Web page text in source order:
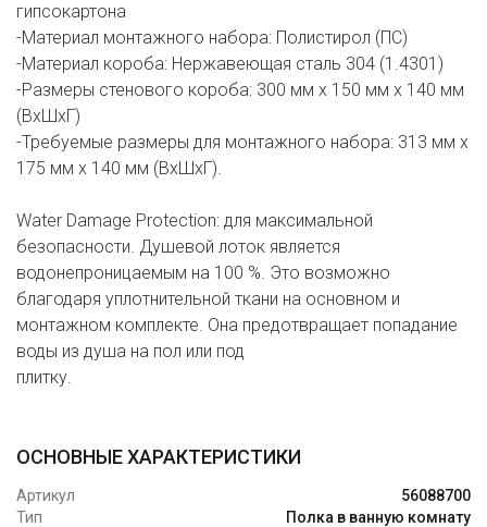
гипсокартона
-Материал монтажного набора: Полистирол (ПС)
-Материал короба: Нержавеющая сталь 304 (1.4301)
-Размеры стенового короба: 300 мм x 150 мм x 140 мм
(ВxШxГ)
-Требуемые размеры для монтажного набора: 313 мм x
175 мм x 140 мм (ВxШxГ).
Water Damage Protection: для максимальной
безопасности. Душевой лоток является
водонепроницаемым на 100 %. Это возможно
благодаря уплотнительной ткани на основном и
монтажном комплекте. Она предотвращает попадание
воды из душа на пол или под
плитку.
ОСНОВНЫЕ ХАРАКТЕРИСТИКИ
Артикул
56088700
Тип
Полка в ванную комнату